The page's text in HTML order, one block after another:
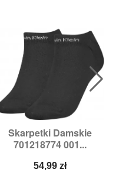
Skarpetki Damskie
701218774 001...
Cena
54,99 zł